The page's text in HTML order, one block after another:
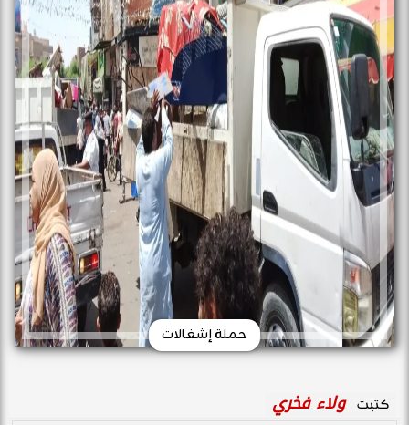
حملة إشغالات
كتبت ولاء فخري